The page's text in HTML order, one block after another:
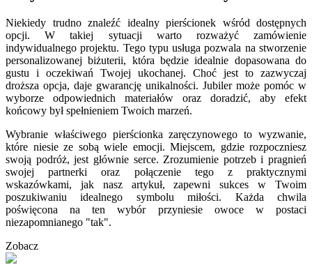
Niekiedy trudno znaleźć idealny pierścionek wśród dostępnych
opcji. W takiej sytuacji warto rozważyć zamówienie
indywidualnego projektu. Tego typu usługa pozwala na stworzenie
personalizowanej biżuterii, która będzie idealnie dopasowana do
gustu i oczekiwań Twojej ukochanej. Choć jest to zazwyczaj
droższa opcja, daje gwarancję unikalności. Jubiler może pomóc w
wyborze odpowiednich materiałów oraz doradzić, aby efekt
końcowy był spełnieniem Twoich marzeń.
Wybranie właściwego pierścionka zaręczynowego to wyzwanie,
które niesie ze sobą wiele emocji. Miejscem, gdzie rozpoczniesz
swoją podróż, jest głównie serce. Zrozumienie potrzeb i pragnień
swojej partnerki oraz połączenie tego z praktycznymi
wskazówkami, jak nasz artykuł, zapewni sukces w Twoim
poszukiwaniu idealnego symbolu miłości. Każda chwila
poświęcona na ten wybór przyniesie owoce w postaci
niezapomnianego "tak".
Zobacz